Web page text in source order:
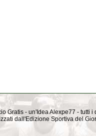
Gratis - un'Idea Alexpe77 -
dall'Edizione Sportiva del